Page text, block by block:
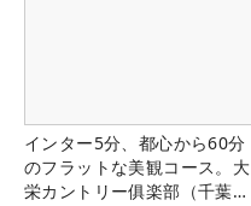
インター5分、都心から60分
のフラットな美観コース。大
栄カントリー俱楽部（千葉